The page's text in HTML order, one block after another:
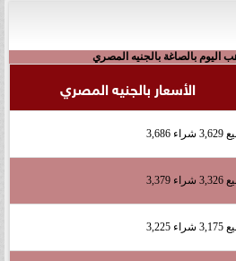
بالصاغة بالجنيه المصري
الأسعار بالجنيه المصري
شراء 3,686
شراء 3,379
شراء 3,225